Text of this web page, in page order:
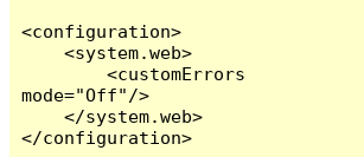
<configuration>
    <system.web>
        <customErrors
mode="Off"/>
    </system.web>
</configuration>